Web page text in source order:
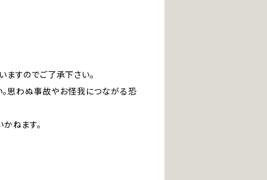
すのでご了承下さい。
。思わぬ事故やお怪我につながる恐
ねます。